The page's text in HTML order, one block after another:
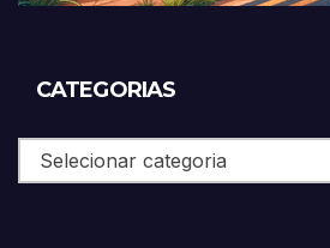
CATEGORIAS
Categorias